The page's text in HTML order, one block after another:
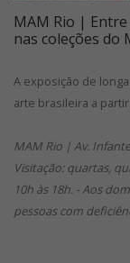
MAM Rio |
nas coleções do
A exposição de
arte brasileira a
MAM Rio | Av.
Visitação: quartas,
10h às 18h. - Aos
pessoas com